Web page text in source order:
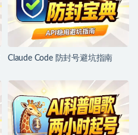
Claude Code 防封号避坑指南